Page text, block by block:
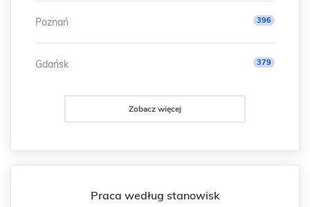
Poznań 396
Gdańsk 379
Zobacz więcej
Praca według stanowisk